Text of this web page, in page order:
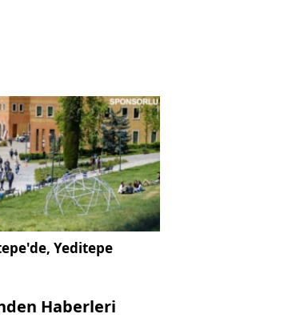
Yeditepe
Haberleri